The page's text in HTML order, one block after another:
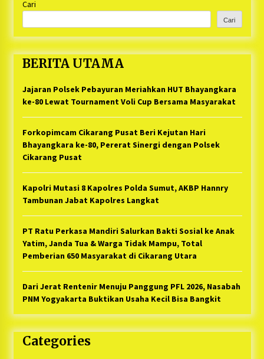
Cari
Cari
BERITA UTAMA
Jajaran Polsek Pebayuran Meriahkan HUT Bhayangkara
ke-80 Lewat Tournament Voli Cup Bersama Masyarakat
Forkopimcam Cikarang Pusat Beri Kejutan Hari
Bhayangkara ke-80, Pererat Sinergi dengan Polsek
Cikarang Pusat
Kapolri Mutasi 8 Kapolres Polda Sumut, AKBP Hannry
Tambunan Jabat Kapolres Langkat
PT Ratu Perkasa Mandiri Salurkan Bakti Sosial ke Anak
Yatim, Janda Tua & Warga Tidak Mampu, Total
Pemberian 650 Masyarakat di Cikarang Utara
Dari Jerat Rentenir Menuju Panggung PFL 2026, Nasabah
PNM Yogyakarta Buktikan Usaha Kecil Bisa Bangkit
Categories